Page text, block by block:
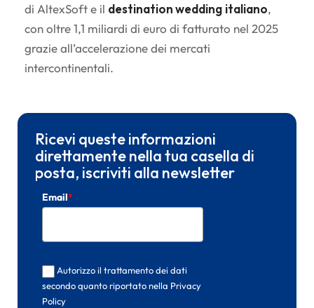
di AltexSoft e il destination wedding italiano,
con oltre 1,1 miliardi di euro di fatturato nel 2025
grazie all’accelerazione dei mercati
intercontinentali.
Ricevi queste informazioni
direttamente nella tua casella di
posta, iscriviti alla newsletter
Email*
Autorizzo il trattamento dei dati
secondo quanto riportato nella Privacy
Policy